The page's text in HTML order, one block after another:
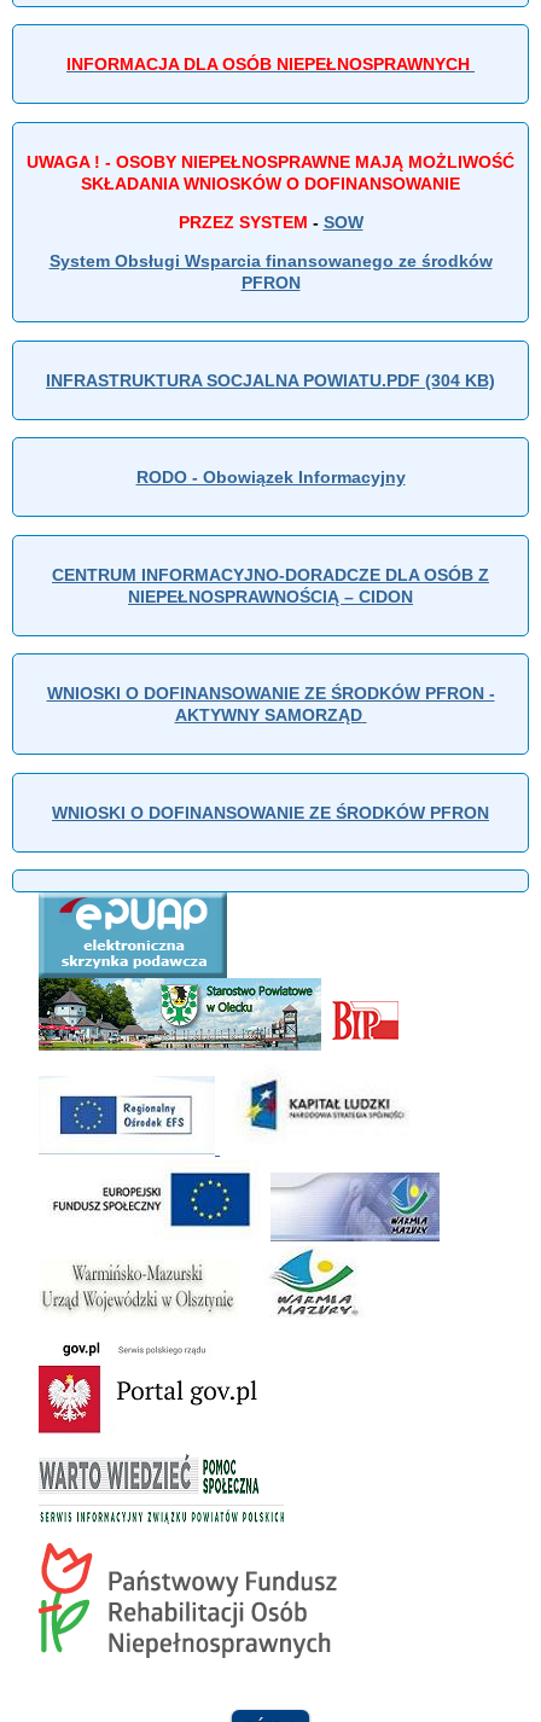
INFORMACJA DLA OSÓB NIEPEŁNOSPRAWNYCH
UWAGA ! - OSOBY NIEPEŁNOSPRAWNE MAJĄ MOŻLIWOŚĆ
SKŁADANIA WNIOSKÓW O DOFINANSOWANIE
PRZEZ SYSTEM - SOW
System Obsługi Wsparcia finansowanego ze środków
PFRON
INFRASTRUKTURA SOCJALNA POWIATU.PDF (304 KB)
RODO - Obowiązek Informacyjny
CENTRUM INFORMACYJNO-DORADCZE DLA OSÓB Z
NIEPEŁNOSPRAWNOŚCIĄ – CIDON
WNIOSKI O DOFINANSOWANIE ZE ŚRODKÓW PFRON -
AKTYWNY SAMORZĄD
WNIOSKI O DOFINANSOWANIE ZE ŚRODKÓW PFRON